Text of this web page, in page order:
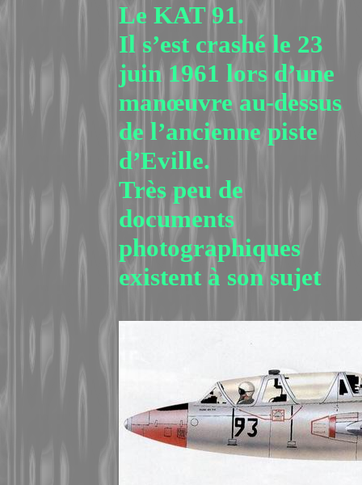
Le KAT 91.
Il s’est crashé le 23
juin 1961 lors d’une
manœuvre au-dessus
de l’ancienne piste
d’Eville.
Très peu de
documents
photographiques
existent à son sujet